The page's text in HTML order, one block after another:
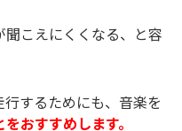
こえにくくなる、と容
するためにも、音楽を
おすすめします。